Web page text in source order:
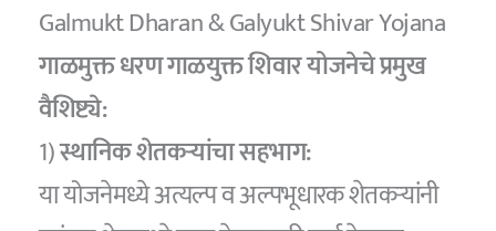
Galmukt Dharan & Galyukt Shivar Yojana
गाळमुक्त धरण गाळयुक्त शिवार योजनेचे प्रमुख
वैशिष्ट्ये:
1)स्थानिक शेतकऱ्यांचा सहभाग:
या योजनेमध्ये अत्यल्प व अल्पभूधारक शेतकऱ्यांनी